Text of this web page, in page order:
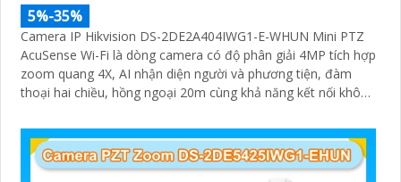
5%-35%
Camera IP Hikvision DS-2DE2A404IWG1-E-WHUN Mini PTZ
AcuSense Wi-Fi là dòng camera có độ phân giải 4MP tích hợp
zoom quang 4X, AI nhận diện người và phương tiện, đàm
thoại hai chiều, hồng ngoại 20m cùng khả năng kết nối không